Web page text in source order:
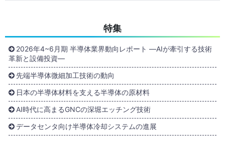
特集
2026年4~6月期 半導体業界動向レポート ―AIが牽引する技術
革新と設備投資―
先端半導体微細加工技術の動向
日本の半導体材料を支える半導体の原材料
AI時代に高まるGNCの深堀エッチング技術
データセンタ向け半導体冷却システムの進展